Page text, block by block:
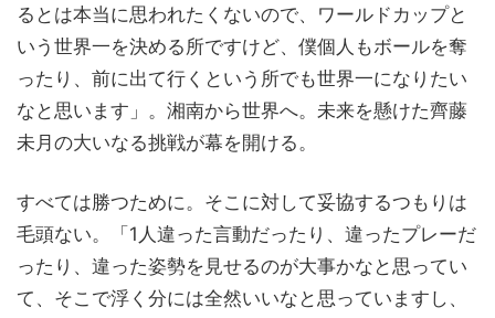
るとは本当に思われたくないので、ワールドカップと
いう世界一を決める所ですけど、僕個人もボールを奪
ったり、前に出て行くという所でも世界一になりたい
なと思います」。湘南から世界へ。未来を懸けた齊藤
未月の大いなる挑戦が幕を開ける。
すべては勝つために。そこに対して妥協するつもりは
毛頭ない。「1人違った言動だったり、違ったプレーだ
ったり、違った姿勢を見せるのが大事かなと思ってい
て、そこで浮く分には全然いいなと思っていますし、